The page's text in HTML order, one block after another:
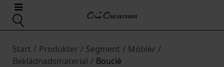
Start / Produkter / Segment / Möbler /
Beklädnadsmaterial / Bouclé